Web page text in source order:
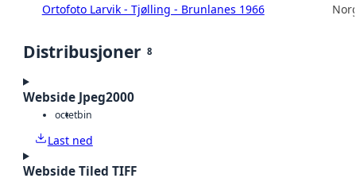
Ortofoto Larvik - Tjølling - Brunlanes 1966
Distribusjoner 8
Webside Jpeg2000
octetbin
Last ned
Webside Tiled TIFF